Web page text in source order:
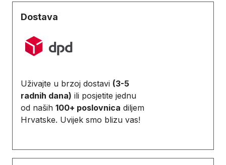
Dostava
Uživajte u brzoj dostavi (3-5
radnih dana) ili posjetite jednu
od naših 100+ poslovnica diljem
Hrvatske. Uvijek smo blizu vas!